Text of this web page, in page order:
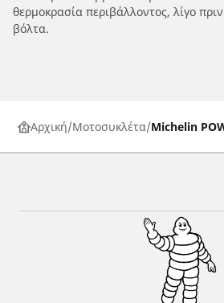
θερμοκρασία περιβάλλοντος, λίγο
βόλτα.
Αρχική Μοτοσυκλέτα Michelin